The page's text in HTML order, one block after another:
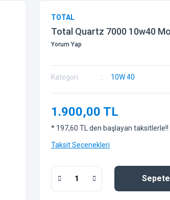
TOTAL
Total Quartz 7000 10w40
Yorum Yap
Kategori 10W 40
1.900,00 TL
* 197,60 TL den başlayan taksitlerle!!
Taksit Seçenekleri